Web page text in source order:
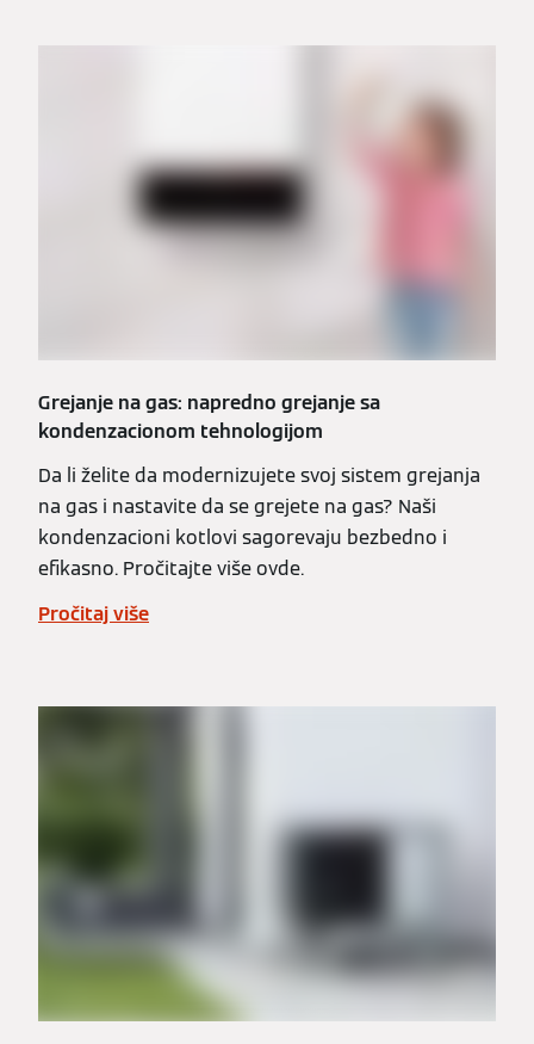
Grejanje na gas: napredno grejanje sa
kondenzacionom tehnologijom
Da li želite da modernizujete svoj sistem grejanja
na gas i nastavite da se grejete na gas? Naši
kondenzacioni kotlovi sagorevaju bezbedno i
efikasno. Pročitajte više ovde.
Pročitaj više